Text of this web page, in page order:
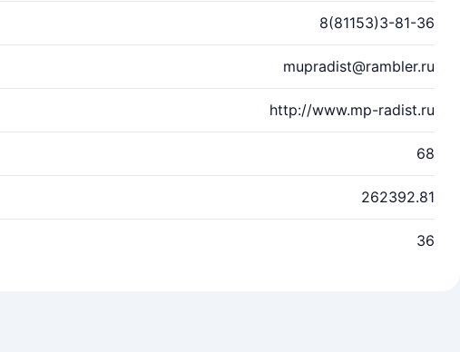
8(81153)3-81-36
mupradist@rambler.ru
http://www.mp-radist.ru
68
262392.81
36